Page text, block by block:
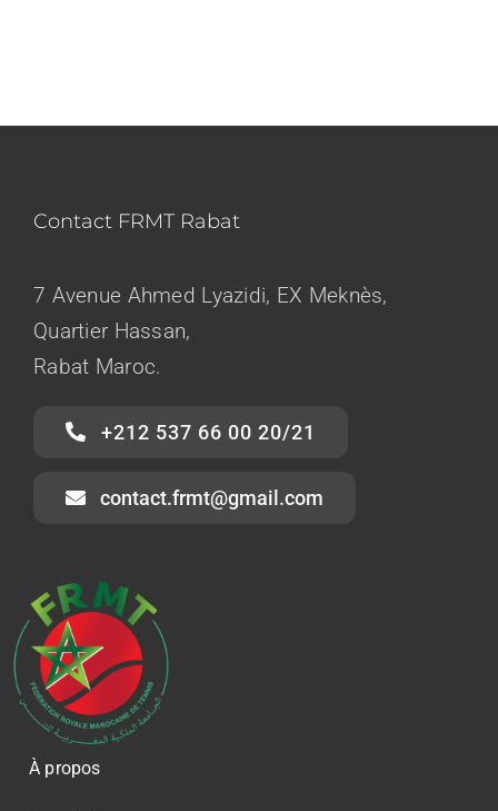
Contact FRMT Rabat
7 Avenue Ahmed Lyazidi, EX Meknès,
Quartier Hassan,
Rabat Maroc.
+212 537 66 00 20/21
contact.frmt@gmail.com
À propos